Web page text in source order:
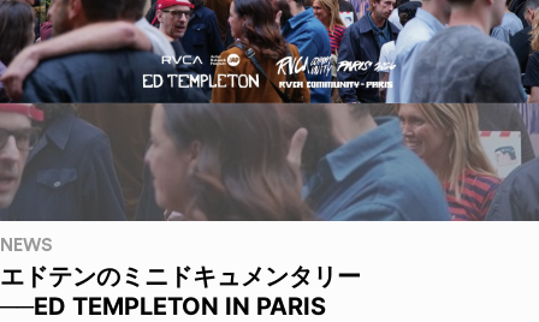
NEWS
エドテンのミニドキュメンタリー
──ED TEMPLETON IN PARIS